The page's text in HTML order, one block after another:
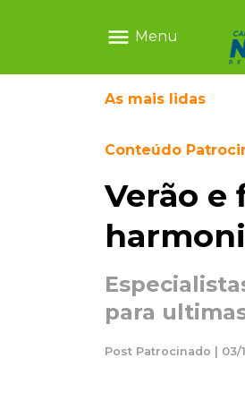
menu Menu
As mais lidas
Mega-Sena sorteia neste
Conteúdo
Verão e
para
Post Patrocinado | 03/